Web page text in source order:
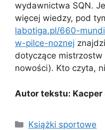
wydawnictwa SQN.
więcej wiedzy, pod
labotiga.pl/660-
w-pilce-noznej
dotyczące
nowości). Kto czyta,
Autor tekstu: Kacper
Kategorie
Książki sportowe